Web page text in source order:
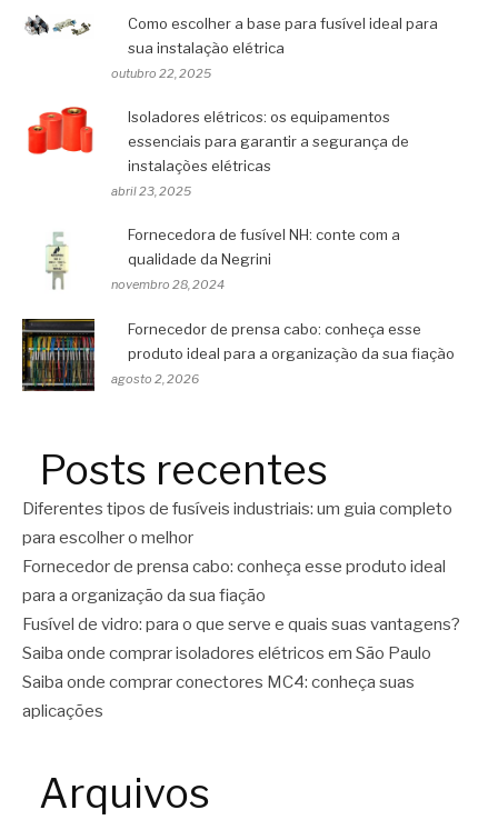
Como escolher a base para fusível ideal para
sua instalação elétrica
outubro 22, 2025
Isoladores elétricos: os equipamentos
essenciais para garantir a segurança de
instalações elétricas
abril 23, 2025
Fornecedora de fusível NH: conte com a
qualidade da Negrini
novembro 28, 2024
Fornecedor de prensa cabo: conheça esse
produto ideal para a organização da sua fiação
agosto 2, 2026
Posts recentes
Diferentes tipos de fusíveis industriais: um guia completo
para escolher o melhor
Fornecedor de prensa cabo: conheça esse produto ideal
para a organização da sua fiação
Fusível de vidro: para o que serve e quais suas vantagens?
Saiba onde comprar isoladores elétricos em São Paulo
Saiba onde comprar conectores MC4: conheça suas
aplicações
Arquivos